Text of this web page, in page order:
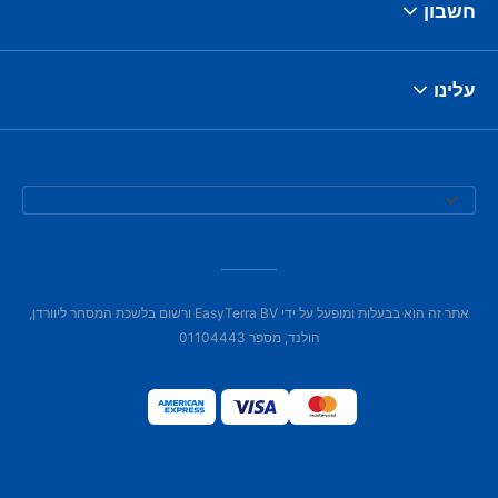
חשבון
עלינו
אתר זה הוא בבעלות ומופעל על ידי EasyTerra BV ורשום בלשכת המסחר ליוורדן,
הולנד, מספר 01104443